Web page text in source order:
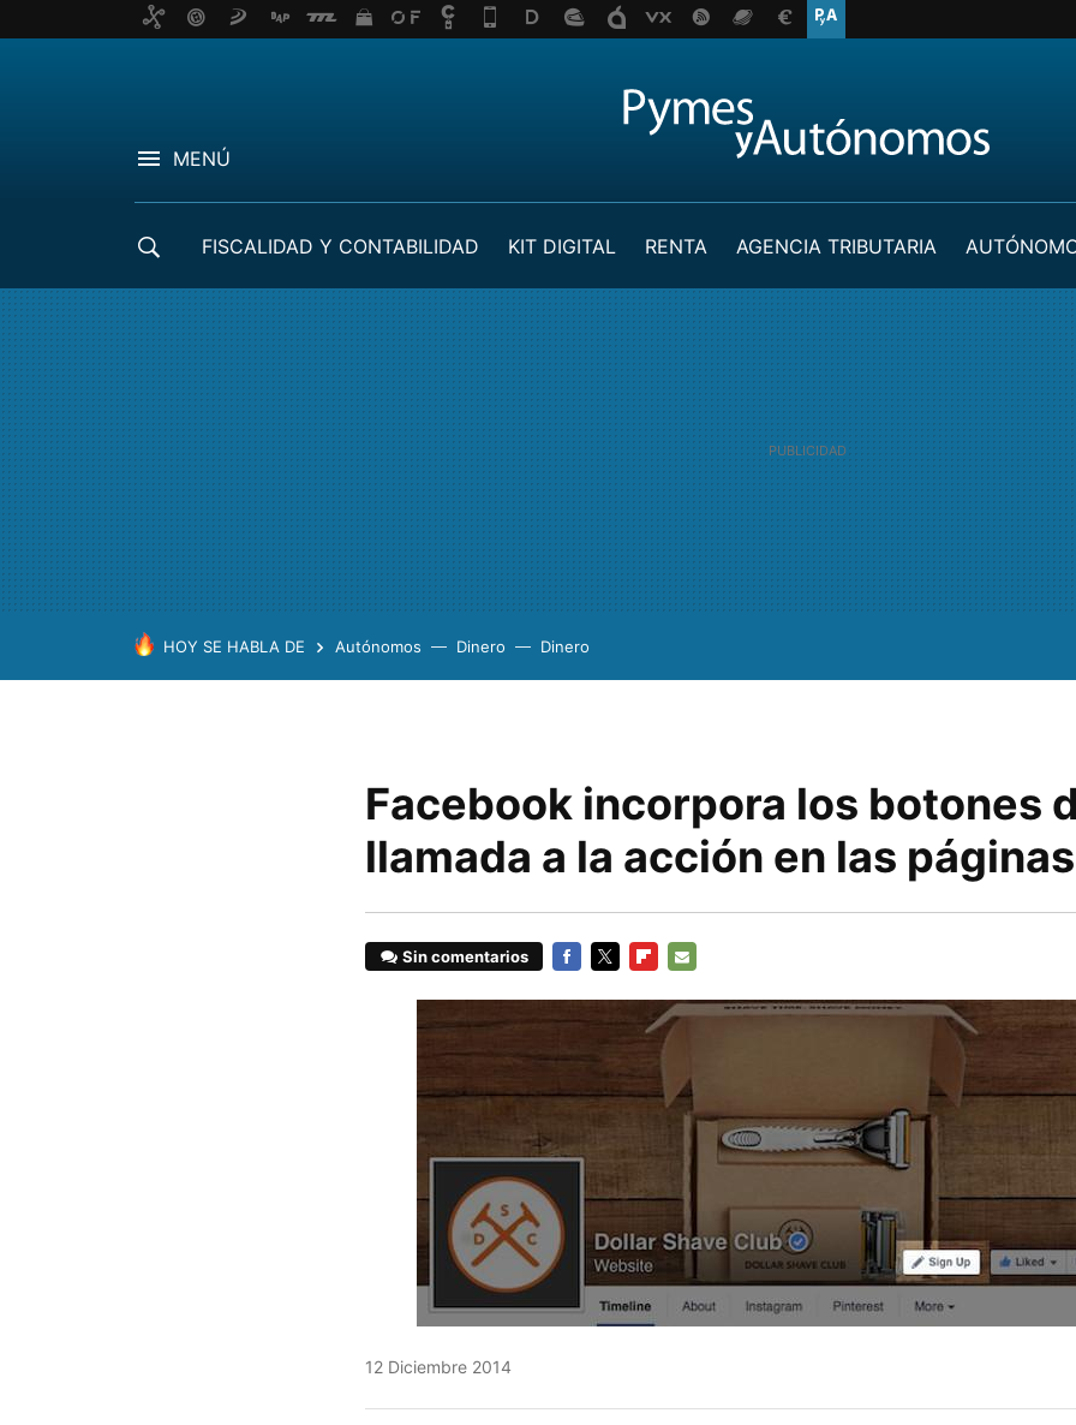
MENÚ
FISCALIDAD Y CONTABILIDAD KIT DIGITAL RENTA AGENCIA TRIBUTARIA
HOY SE HABLA DE Autónomos Dinero Dinero
Facebook incorpora los botones
llamada a la acción en las páginas
Sin comentarios
MAIL
12 Diciembre 2014